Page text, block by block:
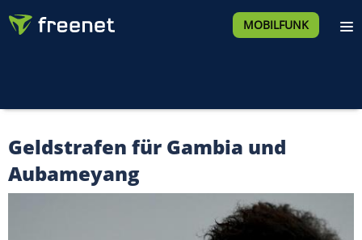
MOBILFUNK
Geldstrafen für Gambia und
Aubameyang